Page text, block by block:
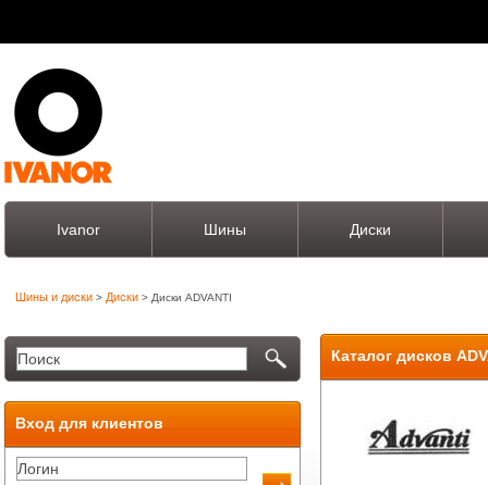
Ivanor Шины Диски
Шины и диски > Диски > Диски ADVANTI
Вход для клиентов
Каталог дисков